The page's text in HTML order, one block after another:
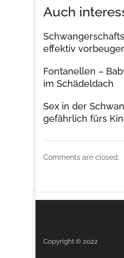
Auch
effektiv
Fontanellen –
im Schädeldach
Sex in der
gefährlich fürs
Comments are closed.
Copyright © 2022